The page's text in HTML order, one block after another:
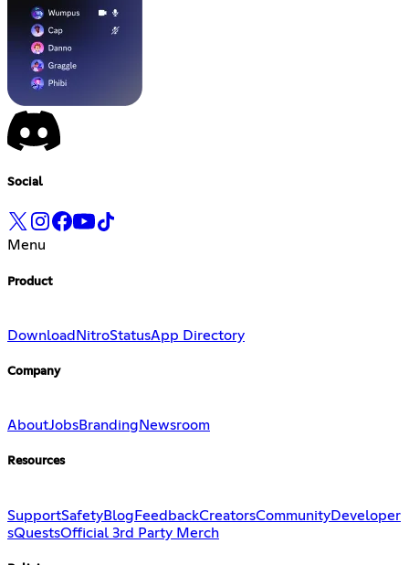
Social
Menu
Product
Download NitroStatusApp Directory
Company
AboutJobsBranding Newsroom
Resources
SupportSafetyBlogFeedbackCreatorsCommunityDeveloper
sQuestsOfficial 3rd Party Merch